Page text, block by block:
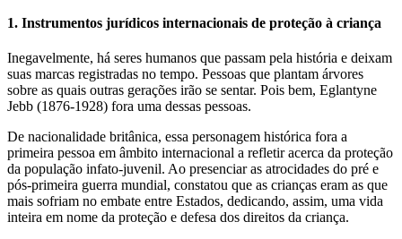
1. Instrumentos jurídicos internacionais de proteção à criança
Inegavelmente, há seres humanos que passam pela história e deixam
suas marcas registradas no tempo. Pessoas que plantam árvores
sobre as quais outras gerações irão se sentar. Pois bem, Eglantyne
Jebb (1876-1928) fora uma dessas pessoas.
De nacionalidade britânica, essa personagem histórica fora a
primeira pessoa em âmbito internacional a refletir acerca da proteção
da população infato-juvenil. Ao presenciar as atrocidades do pré e
pós-primeira guerra mundial, constatou que as crianças eram as que
mais sofriam no embate entre Estados, dedicando, assim, uma vida
inteira em nome da proteção e defesa dos direitos da criança.